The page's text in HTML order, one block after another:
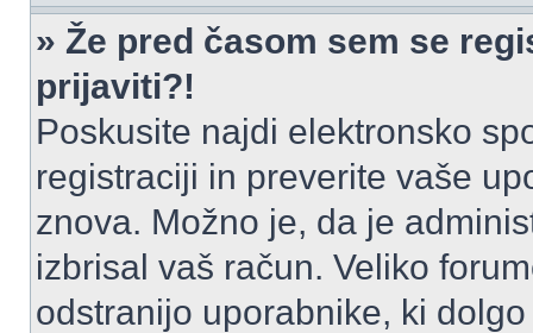
» Že pred časom sem se
prijaviti?!
Poskusite najdi elektronsko
registraciji in preverite vaše
znova. Možno je, da je
izbrisal vaš račun. Veliko
odstranijo uporabnike, ki